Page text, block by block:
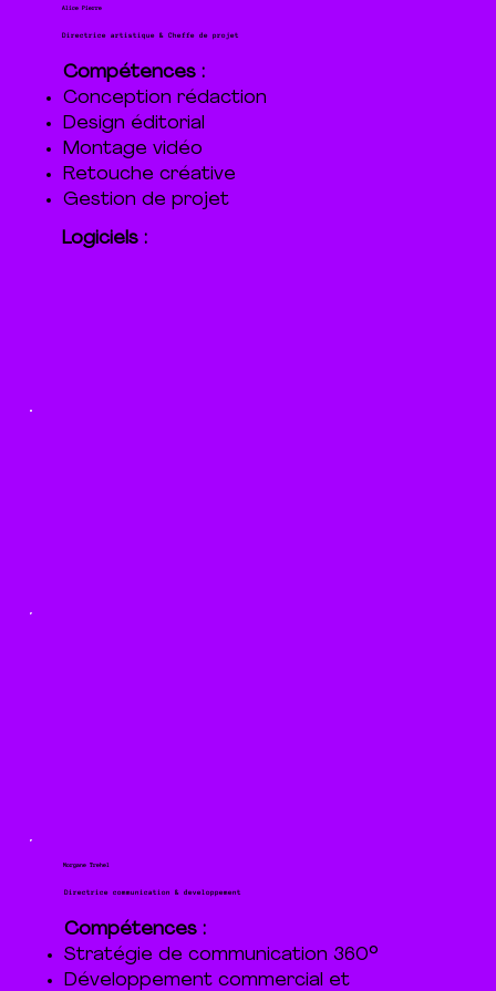
Morgane Trehel
Directrice communication & developpement
Compétences :
Stratégie de communication 360°
Développement commercial et
Alice Pierre
Directrice artistique & Cheffe de projet
Compétences :
Conception rédaction
Design éditorial
Montage vidéo
Retouche créative
Gestion de projet
Logiciels :